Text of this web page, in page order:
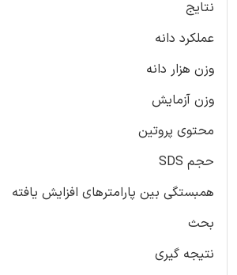
نتایج
عملکرد دانه
وزن هزار دانه
وزن آزمایش
محتوی پروتین
حجم SDS
همبستگی بین پارامترهای افزایش یافته
بحث
نتیجه گیری